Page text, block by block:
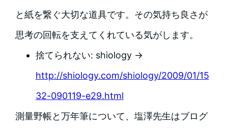
と紙を繋ぐ大切な道具です。その気持ち良さが
思考の回転を支えてくれている気がします。
捨てられない: shiology →
http://shiology.com/shiology/2009/01/15
32-090119-e29.html
測量野帳と万年筆について、塩澤先生はブログ